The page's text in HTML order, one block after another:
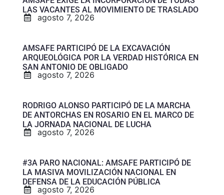
LAS VACANTES AL MOVIMIENTO DE TRASLADO
agosto 7, 2026
AMSAFE PARTICIPÓ DE LA EXCAVACIÓN
ARQUEOLÓGICA POR LA VERDAD HISTÓRICA EN
SAN ANTONIO DE OBLIGADO
agosto 7, 2026
RODRIGO ALONSO PARTICIPÓ DE LA MARCHA
DE ANTORCHAS EN ROSARIO EN EL MARCO DE
LA JORNADA NACIONAL DE LUCHA
agosto 7, 2026
#3A PARO NACIONAL: AMSAFE PARTICIPÓ DE
LA MASIVA MOVILIZACIÓN NACIONAL EN
DEFENSA DE LA EDUCACIÓN PÚBLICA
agosto 7, 2026